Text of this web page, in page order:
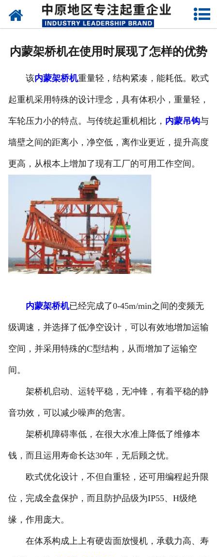
网站首页
企业视频
成功案例
内蒙架桥机在使用时展现了怎样的优势
该内蒙架桥机重量轻，结构紧凑，能耗低。欧式
起重机采用特殊的设计理念，具有体积小，重量轻，
车轮压力小的特点。与传统起重机相比， 内蒙吊钩与
墙壁之间的距离小，净空低，离作业更近，提升高度
更高，从根本上增加了现有工厂的可用工作空间。
内蒙架桥机已经完成了0-45m/min之间的变频无
级调速，并选择了低净空设计，可以有效地增加运输
空间，并采用特殊的C型结构，从而增加了运输空
间。
架桥机启动、运转平稳，无冲锋，有着平稳的静
音功效，可以减少噪声的危害。
架桥机障碍率低，在很大水准上降低了维修本
钱，而且运用寿命长达30年，无后顾之忧。
欧式优化设计，不但自重轻，还可用编程起升限
位，完成全盘保护，而且防护品级为IP55、H级绝
缘，作用庞大。
在体系构成上上有硬齿面放慢机，承载力高、寿